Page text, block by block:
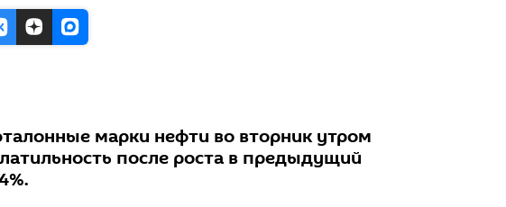
марки нефти во вторник утром
после роста в предыдущий